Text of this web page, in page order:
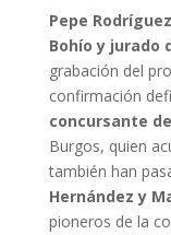
Pepe
Bohío y jurado
grabación del
confirmación
concursante
Burgos, quien
también han
Hernández y
pioneros de la